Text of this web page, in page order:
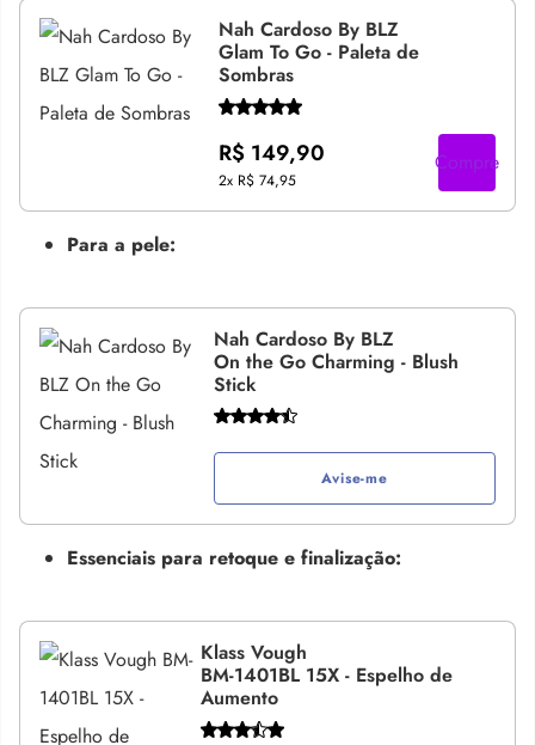
Nah Cardoso By BLZ
Glam To Go - Paleta de
Sombras
R$ 149,90
2x R$ 74,95
Compre
Para a pele:
Nah Cardoso By BLZ
On the Go Charming - Blush
Stick
Avise-me
Essenciais para retoque e finalização:
Klass Vough
BM-1401BL 15X - Espelho de
Aumento